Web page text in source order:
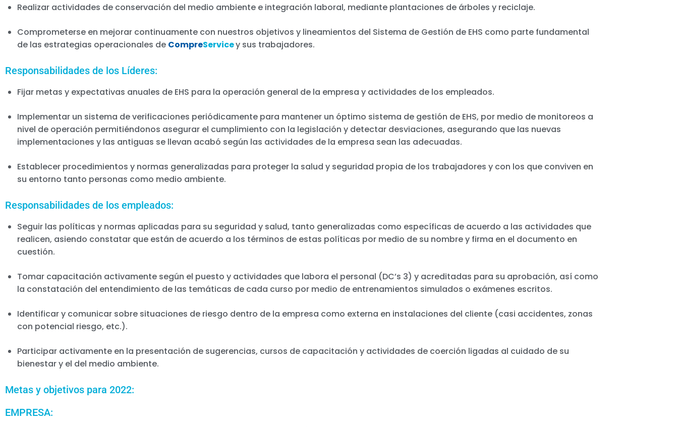
Realizar actividades de conservación del medio ambiente e integración laboral, mediante plantaciones de árboles y reciclaje.
Comprometerse en mejorar continuamente con nuestros objetivos y lineamientos del Sistema de Gestión de EHS como parte fundamental
de las estrategias operacionales de CompreServicey sus trabajadores.
Responsabilidades de los Líderes:
Fijar metas y expectativas anuales de EHS para la operación general de la empresa y actividades de los empleados.
Implementar un sistema de verificaciones periódicamente para mantener un óptimo sistema de gestión de EHS, por medio de monitoreos a
nivel de operación permitiéndonos asegurar el cumplimiento con la legislación y detectar desviaciones, asegurando que las nuevas
implementaciones y las antiguas se llevan acabó según las actividades de la empresa sean las adecuadas.
Establecer procedimientos y normas generalizadas para proteger la salud y seguridad propia de los trabajadores y con los que conviven en
su entorno tanto personas como medio ambiente.
Responsabilidades de los empleados:
Seguir las políticas y normas aplicadas para su seguridad y salud, tanto generalizadas como específicas de acuerdo a las actividades que
realicen, asiendo constatar que están de acuerdo a los términos de estas políticas por medio de su nombre y firma en el documento en
cuestión.
Tomar capacitación activamente según el puesto y actividades que labora el personal (DC’s 3) y acreditadas para su aprobación, así como
la constatación del entendimiento de las temáticas de cada curso por medio de entrenamientos simulados o exámenes escritos.
Identificar y comunicar sobre situaciones de riesgo dentro de la empresa como externa en instalaciones del cliente (casi accidentes, zonas
con potencial riesgo, etc.).
Participar activamente en la presentación de sugerencias, cursos de capacitación y actividades de coerción ligadas al cuidado de su
bienestar y el del medio ambiente.
Metas y objetivos para 2022:
EMPRESA: